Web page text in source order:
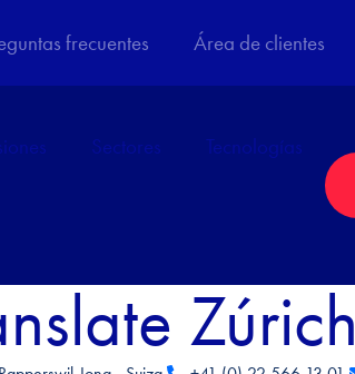
frecuentes Área de clientes
Sectores
Tecnologías
Zúrich